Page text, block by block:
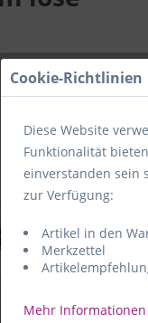
Cookie-Richtlinien
Diese Website
Funktionalität
einverstanden sein
zur Verfügung:
Artikel in den
Merkzettel
Mehr Informationen